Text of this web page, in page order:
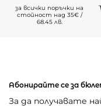
за всички поръчки на
стойност над 35€ /
68.45 лв.
Абонирайте се за
За да получавате